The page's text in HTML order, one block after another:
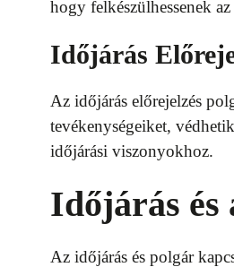
hogy felkészülhessenek
Időjárás
Az időjárás előrejelzés
tevékenységeiket,
időjárási viszonyokhoz.
Időjárás és
Az időjárás és polgár